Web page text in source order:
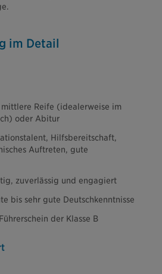
im Detail
mittlere Reife (idealerweise im
oder Abitur
Hilfsbereitschaft,
Auftreten, gute
zuverlässig und engagiert
bis sehr gute Deutschkenntnisse
der Klasse B